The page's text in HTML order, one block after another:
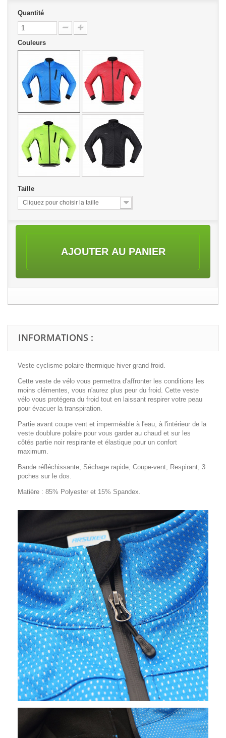
Quantité
Couleurs
Taille
Cliquez pour choisir la taille
AJOUTER AU PANIER
INFORMATIONS :
Veste cyclisme polaire thermique hiver grand froid.
Cette veste de vélo vous permettra d'affronter les conditions les
moins clémentes, vous n'aurez plus peur du froid. Cette veste
vélo vous protégera du froid tout en laissant respirer votre peau
pour évacuer la transpiration.
Partie avant coupe vent et imperméable à l'eau, à l'intérieur de la
veste doublure polaire pour vous garder au chaud et sur les
côtés partie noir respirante et élastique pour un confort
maximum.
Bande réfléchissante, Séchage rapide, Coupe-vent, Respirant, 3
poches sur le dos.
Matière : 85% Polyester et 15% Spandex.